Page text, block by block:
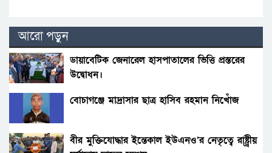
আরো পড়ুন
ডায়াবেটিক জেনারেল হাসপাতালের ভিত্তি প্রস্তরের
উদ্বোধন।
বোচাগঞ্জে মাদ্রাসার ছাত্র হাসিব রহমান নিখোঁজ
বীর মুক্তিযোদ্ধার ইন্তেকাল ইউএনও’র নেতৃত্বে রাষ্ট্র্রীয়